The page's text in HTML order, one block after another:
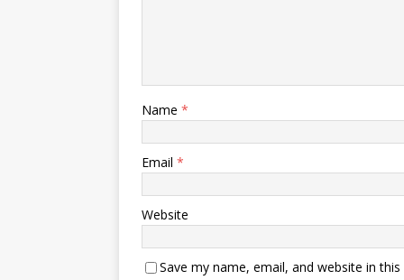
Name *
Email *
Website
Save my name, email, and website in